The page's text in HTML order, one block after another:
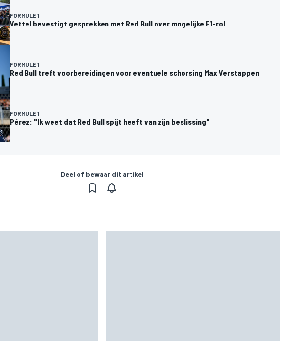
FORMULE 1
Vettel bevestigt gesprekken met Red Bull over mogelijke F1-rol
FORMULE 1
Red Bull treft voorbereidingen voor eventuele schorsing Max Verstappen
FORMULE 1
Pérez: "Ik weet dat Red Bull spijt heeft van zijn beslissing"
Deel of bewaar dit artikel